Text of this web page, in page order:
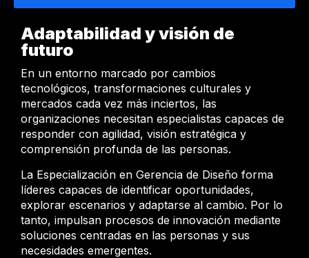
Adaptabilidad y visión de
futuro
En un entorno marcado por cambios
tecnológicos, transformaciones culturales y
mercados cada vez más inciertos, las
organizaciones necesitan especialistas capaces de
responder con agilidad, visión estratégica y
comprensión profunda de las personas.
La Especialización en Gerencia de Diseño forma
líderes capaces de identificar oportunidades,
explorar escenarios y adaptarse al cambio. Por lo
tanto, impulsan procesos de innovación mediante
soluciones centradas en las personas y sus
necesidades emergentes.